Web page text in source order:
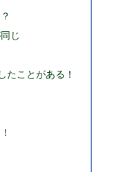
じ
たことがある！